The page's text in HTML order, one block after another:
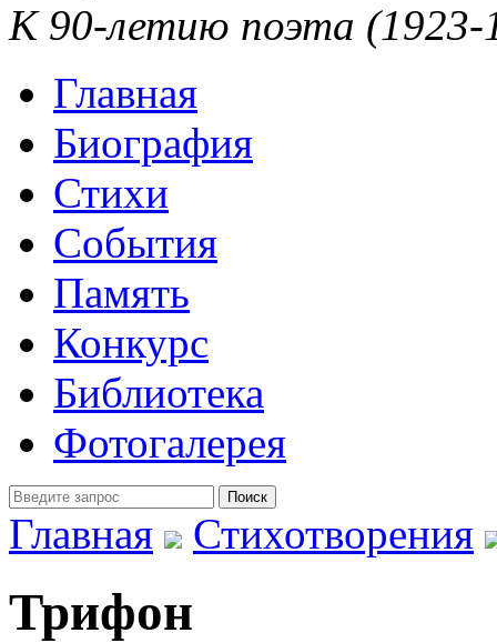
К 90-летию поэта (1923-
Главная
Биография
Стихи
События
Память
Конкурс
Библиотека
Фотогалерея
Главная
Стихотворения
Трифон